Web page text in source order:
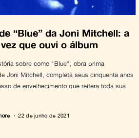
“Blue” da Joni Mitchell: a
que ouvi o álbum
sobre como "Blue", obra prima
Joni Mitchell, completa seus cinquenta anos
de envelhecimento que reitera toda sua
22 de junho de 2021